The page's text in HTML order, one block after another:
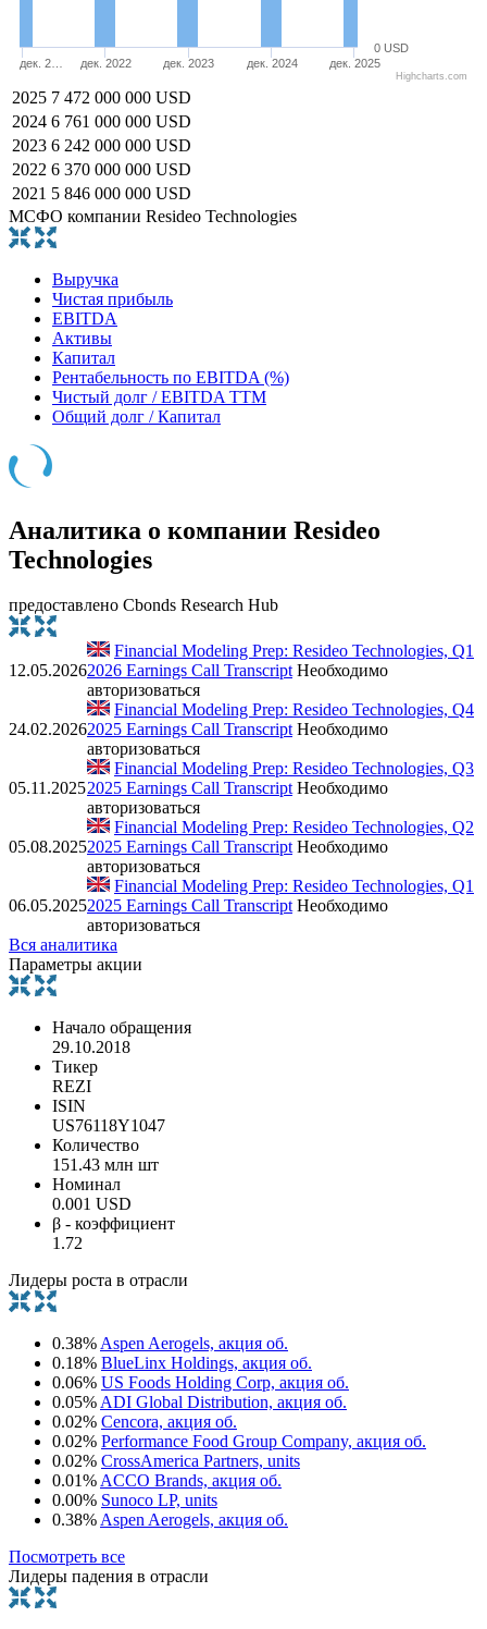
дек. 2… дек. 2022 дек. 2023 дек. 2024 дек. 2025
0 USD
Highcharts.com
2025 7 472 000 000 USD
2024 6 761 000 000 USD
2023 6 242 000 000 USD
2022 6 370 000 000 USD
2021 5 846 000 000 USD
МСФО компании Resideo Technologies
Выручка
Чистая прибыль
EBITDA
Активы
Капитал
Рентабельность по EBITDA (%)
Чистый долг / EBITDA TTM
Общий долг / Капитал
Аналитика о компании Resideo
Technologies
предоставлено Cbonds Research Hub
12.05.2026
Financial Modeling Prep: Resideo Technologies, Q1
2026 Earnings Call Transcript Необходимо
авторизоваться
24.02.2026
Financial Modeling Prep: Resideo Technologies, Q4
2025 Earnings Call Transcript Необходимо
авторизоваться
05.11.2025
Financial Modeling Prep: Resideo Technologies, Q3
2025 Earnings Call Transcript Необходимо
авторизоваться
05.08.2025
Financial Modeling Prep: Resideo Technologies, Q2
2025 Earnings Call Transcript Необходимо
авторизоваться
06.05.2025
Financial Modeling Prep: Resideo Technologies, Q1
2025 Earnings Call Transcript Необходимо
авторизоваться
Вся аналитика
Параметры акции
Начало обращения
29.10.2018
Тикер
REZI
ISIN
US76118Y1047
Количество
151.43 млн шт
Номинал
0.001 USD
β - коэффициент
1.72
Лидеры роста в отрасли
0.38%Aspen Aerogels, акция об.
0.18% BlueLinx Holdings, акция об.
0.06% US Foods Holding Corp, акция об.
0.05%ADI Global Distribution, акция об.
0.02% Cencora, акция об.
0.02% Performance Food Group Company, акция об.
0.02% CrossAmerica Partners, units
0.01%ACCO Brands, акция об.
0.00% Sunoco LP, units
0.38%Aspen Aerogels, акция об.
Посмотреть все
Лидеры падения в отрасли